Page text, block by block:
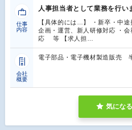
仕事
内容
人事担当者として業務を行い
【具体的には…】 ・新卒・中
企画・運営、新人研修対応 ・
応 等 【求人担…
会社
概要
電子部品・電子機材製造販売
気になる